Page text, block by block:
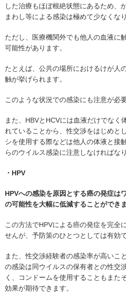
した治療もほぼ根絶状態にあるため、
まわし等による感染は極めて少なくな
ただし、医療機関外でも他人の血液に
可能性があります。
たとえば、公共の場所におけるけが人
触が挙げられます。
このような状況での感染にも注意が必要
また、HBVとHCVには血液だけでなく
れていることから、性交渉をはじめと
シを使用する際などは他人の体液と接
らのウイルス感染に注意しなければな
・HPV
HPVへの感染を原因とする癌の発症は
の可能性を大幅に低減することができま
この方法でHPVによる癌の発症を完全
せんが、予防策のひとつとしては有効で
また、性交渉経験者の感染率が高いこ
の感染は同ウイルスの保有者との性交
く、コンドームを使用することもまた
効果が期待できます。